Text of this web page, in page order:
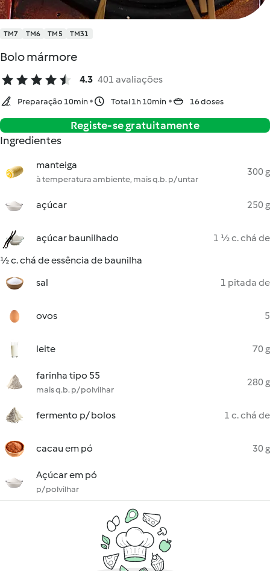
TM7 TM6 TM5 TM31
Bolo mármore
4.3 401 avaliações
Preparação 10min Total 1h 10min 16 doses
Registe-se gratuitamente
Ingredientes
manteiga
à temperatura ambiente, mais q.b. p/ untar
300 g
açúcar 250 g
açúcar baunilhado
1 ½ c. chá de
½ c. chá de essência de baunilha
sal
1 pitada de
ovos 5
leite 70 g
farinha tipo 55
mais q.b. p/ polvilhar
280 g
fermento p/ bolos 1 c. chá de
cacau em pó 30 g
Açúcar em pó
p/ polvilhar